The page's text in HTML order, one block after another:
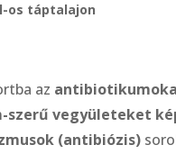
os táptalajon
az
vegyületeket
(antibiózis)